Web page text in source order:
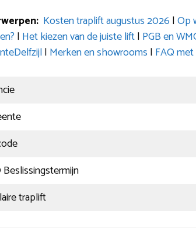
Kosten traplift augustus 2026 |Op
| Het kiezen van de juiste lift| PGB en
| Merken en showrooms | FAQ
traplift